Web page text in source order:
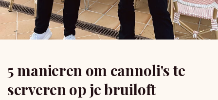
5 manieren om cannoli's te
serveren op je bruiloft